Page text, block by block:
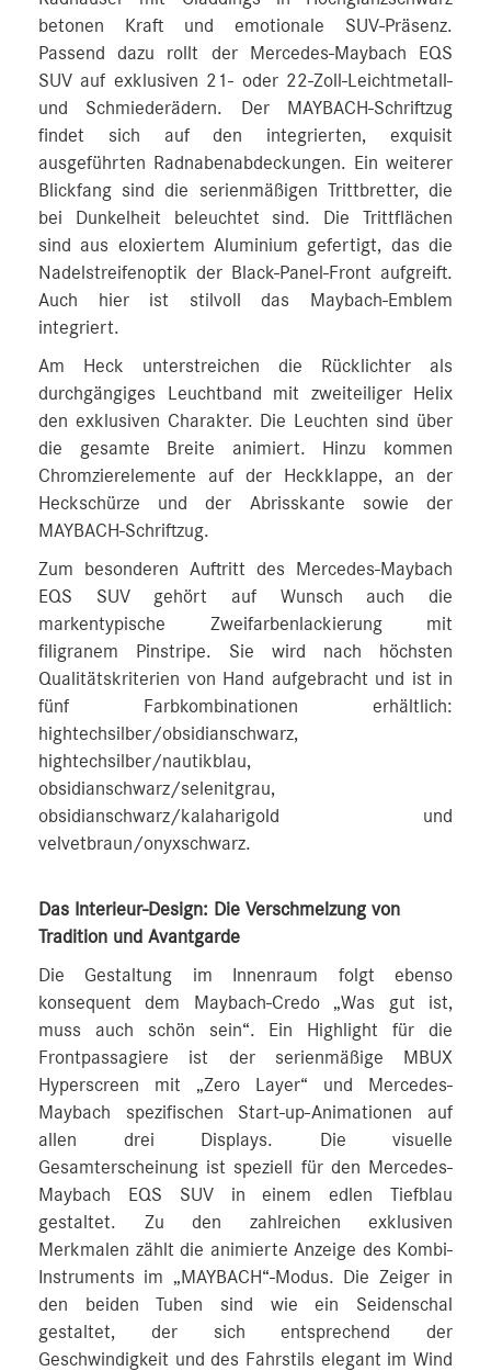
betonen Kraft und emotionale SUV-Präsenz.
Passend dazu rollt der Mercedes-Maybach EQS
SUV auf exklusiven 21- oder 22-Zoll-Leichtmetall-
und Schmiederädern. Der MAYBACH-Schriftzug
findet sich auf den integrierten, exquisit
ausgeführten Radnabenabdeckungen. Ein weiterer
Blickfang sind die serienmäßigen Trittbretter, die
bei Dunkelheit beleuchtet sind. Die Trittflächen
sind aus eloxiertem Aluminium gefertigt, das die
Nadelstreifenoptik der Black-Panel-Front aufgreift.
Auch hier ist stilvoll das Maybach-Emblem
integriert.
Am Heck unterstreichen die Rücklichter als
durchgängiges Leuchtband mit zweiteiliger Helix
den exklusiven Charakter. Die Leuchten sind über
die gesamte Breite animiert. Hinzu kommen
Chromzierelemente auf der Heckklappe, an der
Heckschürze und der Abrisskante sowie der
MAYBACH-Schriftzug.
Zum besonderen Auftritt des Mercedes-Maybach
EQS SUV gehört auf Wunsch auch die
markentypische Zweifarbenlackierung mit
filigranem Pinstripe. Sie wird nach höchsten
Qualitätskriterien von Hand aufgebracht und ist in
fünf Farbkombinationen erhältlich:
hightechsilber/obsidianschwarz,
hightechsilber/nautikblau,
obsidianschwarz/selenitgrau,
obsidianschwarz/kalaharigold und
velvetbraun/onyxschwarz.
Das Interieur-Design: Die Verschmelzung von
Tradition und Avantgarde
Die Gestaltung im Innenraum folgt ebenso
konsequent dem Maybach-Credo „Was gut ist,
muss auch schön sein“. Ein Highlight für die
Frontpassagiere ist der serienmäßige MBUX
Hyperscreen mit „Zero Layer“ und Mercedes-
Maybach spezifischen Start-up-Animationen auf
allen drei Displays. Die visuelle
Gesamterscheinung ist speziell für den Mercedes-
Maybach EQS SUV in einem edlen Tiefblau
gestaltet. Zu den zahlreichen exklusiven
Merkmalen zählt die animierte Anzeige des Kombi-
Instruments im „MAYBACH“-Modus. Die Zeiger in
den beiden Tuben sind wie ein Seidenschal
gestaltet, der sich entsprechend der
Geschwindigkeit und des Fahrstils elegant im Wind